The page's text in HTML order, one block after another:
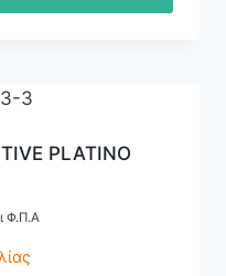
PLATINO
Φ.Π.Α